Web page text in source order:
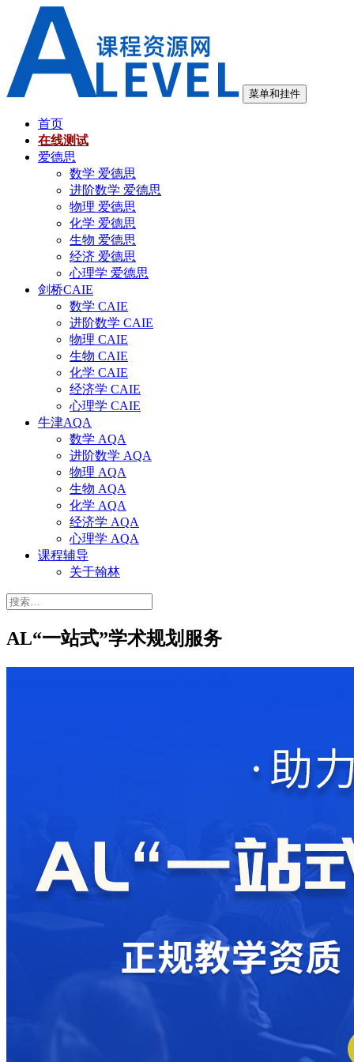
菜单和挂件
首页
在线测试
爱德思
数学 爱德思
进阶数学 爱德思
物理 爱德思
化学 爱德思
生物 爱德思
经济 爱德思
心理学 爱德思
剑桥CAIE
数学 CAIE
进阶数学 CAIE
物理 CAIE
生物 CAIE
化学 CAIE
经济学 CAIE
心理学 CAIE
牛津AQA
数学 AQA
进阶数学 AQA
物理 AQA
生物 AQA
化学 AQA
经济学 AQA
心理学 AQA
课程辅导
关于翰林
搜
AL“一站式”学术规划服务